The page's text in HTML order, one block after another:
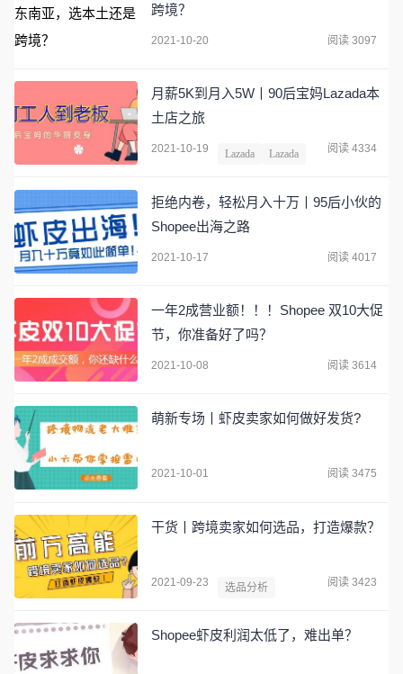
跨境？
2021-10-20 阅读 3097
月薪5K到月入5W丨90后宝妈Lazada本
土店之旅
2021-10-19 Lazada Lazada 阅读 4334
拒绝内卷，轻松月入十万丨95后小伙的
Shopee出海之路
2021-10-17 阅读 4017
一年2成营业额！！！Shopee 双10大促
节，你准备好了吗？
2021-10-08 阅读 3614
萌新专场丨虾皮卖家如何做好发货?
2021-10-01 阅读 3475
干货丨跨境卖家如何选品，打造爆款？
2021-09-23 选品分析 阅读 3423
Shopee虾皮利润太低了，难出单？